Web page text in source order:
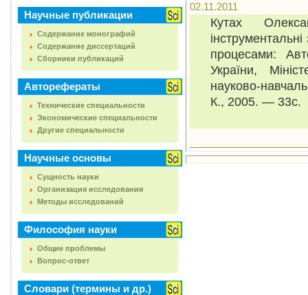
Научные публикации
Содержание монографий
Содержание диссертаций
Сборники публикаций
Авторефераты
Технические специальности
Экономические специальности
Другие специальности
Научные основы
Сущность науки
Организация исследования
Методы исследований
Философия науки
Общие проблемы
Вопрос-ответ
Словари (термины и др.)
02.11.2011
Кутах
процесами:
України,
науково-
К., 2005. — 33с.